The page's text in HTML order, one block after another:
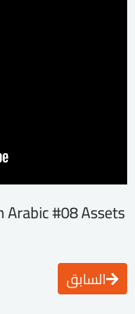
Arabic #08 Assets
السابق